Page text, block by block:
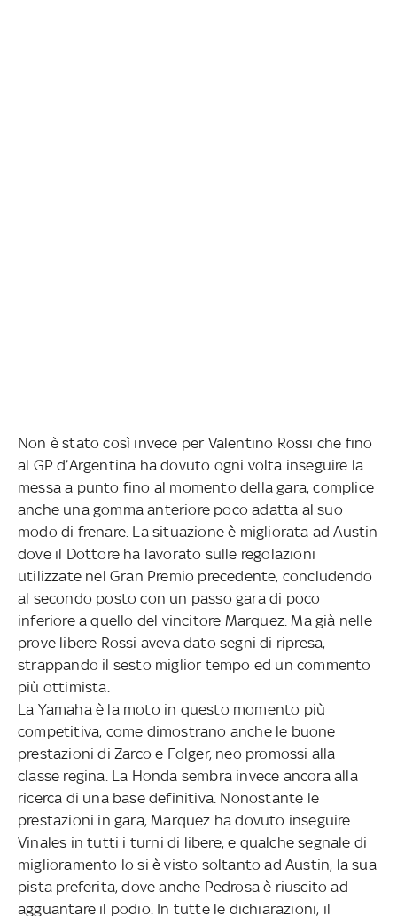
Non è stato così invece per Valentino Rossi che fino
al GP d’Argentina ha dovuto ogni volta inseguire la
messa a punto fino al momento della gara, complice
anche una gomma anteriore poco adatta al suo
modo di frenare. La situazione è migliorata ad Austin
dove il Dottore ha lavorato sulle regolazioni
utilizzate nel Gran Premio precedente, concludendo
al secondo posto con un passo gara di poco
inferiore a quello del vincitore Marquez. Ma già nelle
prove libere Rossi aveva dato segni di ripresa,
strappando il sesto miglior tempo ed un commento
più ottimista.
La Yamaha è la moto in questo momento più
competitiva, come dimostrano anche le buone
prestazioni di Zarco e Folger, neo promossi alla
classe regina. La Honda sembra invece ancora alla
ricerca di una base definitiva. Nonostante le
prestazioni in gara, Marquez ha dovuto inseguire
Vinales in tutti i turni di libere, e qualche segnale di
miglioramento lo si è visto soltanto ad Austin, la sua
pista preferita, dove anche Pedrosa è riuscito ad
agguantare il podio. In tutte le dichiarazioni, il